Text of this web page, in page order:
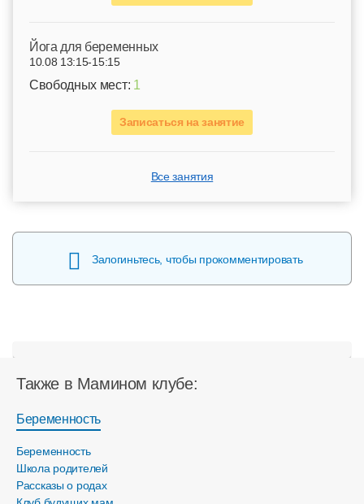
Йога для беременных
10.08 13:15-15:15
Свободных мест: 1
Записаться на занятие
Все занятия
Залогиньтесь, чтобы прокомментировать
Также в Мамином клубе:
Беременность
Беременность
Школа родителей
Рассказы о родах